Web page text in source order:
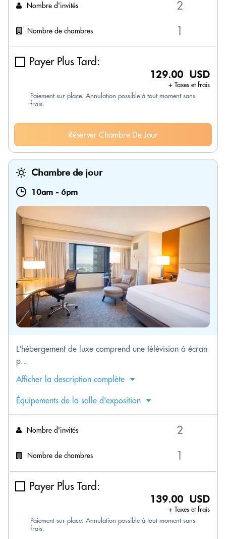
Nombre d'invités
Nombre de chambres
Payer Plus Tard:
129.00 USD
+ Taxes et frais
Paiement sur place. Annulation possible à tout moment sans
frais.
Réserver Chambre De Jour
Chambre de jour
10am - 6pm
L'hébergement de luxe comprend une télévision à écran
p...
Afficher la description complète
Équipements de la salle d'exposition
Nombre d'invités
Nombre de chambres
Payer Plus Tard:
139.00 USD
+ Taxes et frais
Paiement sur place. Annulation possible à tout moment sans
frais.